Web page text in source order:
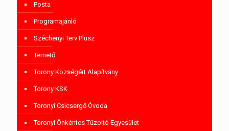
Posta
Programajánló
Széchenyi Terv Plusz
Temető
Torony Községért Alapítvány
Torony KSK
Toronyi Csicsergő Óvoda
Toronyi Önkéntes Tűzoltó Egyesület